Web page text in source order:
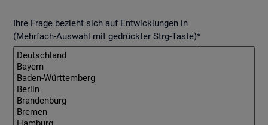
Ihre Frage bezieht sich auf Entwicklungen in
(Mehrfach-Auswahl mit gedrückter Strg-Taste)*